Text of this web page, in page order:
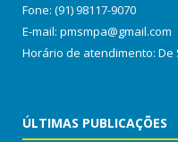
Fone: (91) 98117-9070
E-mail: pmsmpa@gmail.com
Horário de atendimento: De
ÚLTIMAS PUBLICAÇÕES